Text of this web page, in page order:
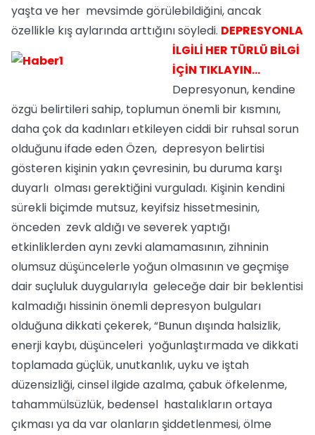
yaşta ve her mevsimde görülebildiğini, ancak
özellikle kış aylarında arttığını söyledi. DEPRESYONLA
İLGİLİ HER TÜRLÜ BİLGİ
İÇİN TIKLAYIN…
Depresyonun, kendine
özgü belirtileri sahip, toplumun önemli bir kısmını,
daha çok da kadınları etkileyen ciddi bir ruhsal sorun
olduğunu ifade eden Özen, depresyon belirtisi
gösteren kişinin yakın çevresinin, bu duruma karşı
duyarlı olması gerektiğini vurguladı. Kişinin kendini
sürekli biçimde mutsuz, keyifsiz hissetmesinin,
önceden zevk aldığı ve severek yaptığı
etkinliklerden aynı zevki alamamasının, zihninin
olumsuz düşüncelerle yoğun olmasının ve geçmişe
dair suçluluk duygularıyla geleceğe dair bir beklentisi
kalmadığı hissinin önemli depresyon bulguları
olduğuna dikkati çekerek, “Bunun dışında halsizlik,
enerji kaybı, düşünceleri yoğunlaştırmada ve dikkati
toplamada güçlük, unutkanlık, uyku ve iştah
düzensizliği, cinsel ilgide azalma, çabuk öfkelenme,
tahammülsüzlük, bedensel hastalıkların ortaya
çıkması ya da var olanların şiddetlenmesi, ölme